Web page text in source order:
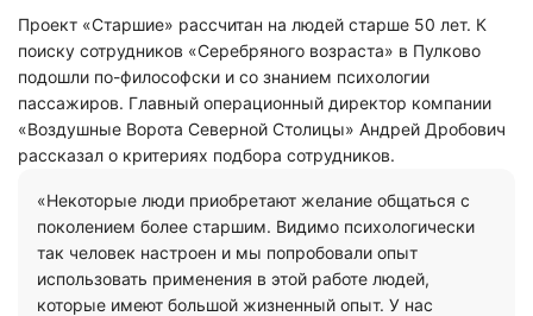
Проект «Старшие» рассчитан на людей старше 50 лет. К
поиску сотрудников «Серебряного возраста» в Пулково
подошли по-философски и со знанием психологии
пассажиров. Главный операционный директор компании
«Воздушные Ворота Северной Столицы» Андрей Дробович
рассказал о критериях подбора сотрудников.
«Некоторые люди приобретают желание общаться с
поколением более старшим. Видимо психологически
так человек настроен и мы попробовали опыт
использовать применения в этой работе людей,
которые имеют большой жизненный опыт. У нас